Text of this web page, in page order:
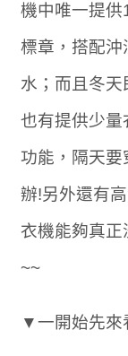
機中唯一提
標章，搭配沖
水；而且冬
也有提供少
功能，隔天
辦!另外還有
衣機能夠真
~~
▼一開始先來